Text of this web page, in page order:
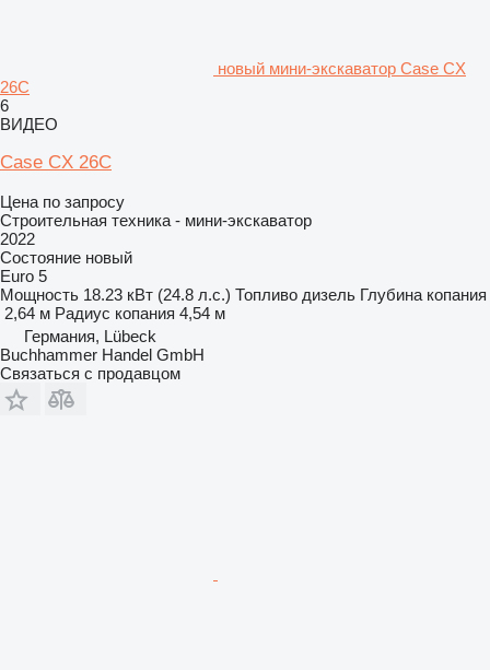
новый мини-экскаватор Case CX
26C
6
ВИДЕО
Case CX 26C
Цена по запросу
Строительная техника - мини-экскаватор
2022
Состояние новый
Euro 5
Мощность 18.23 кВт (24.8 л.с.) Топливо дизель Глубина копания
2,64 м Радиус копания 4,54 м
Германия, Lübeck
Buchhammer Handel GmbH
Связаться с продавцом